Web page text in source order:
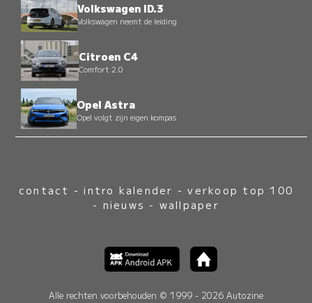
Volkswagen ID.3
Volkswagen neemt de leiding
Citroen C4
Comfort 2.0
Opel Astra
Opel volgt zijn eigen kompas
contact -intro kalender -verkoop top 100
- nieuws - wallpaper
Alle rechten voorbehouden © 1999 - 2026 Autozine